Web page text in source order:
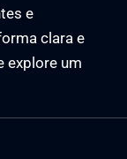
e
clara e
explore um